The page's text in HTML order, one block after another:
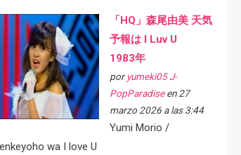
「HQ」森尾由美 天気
予報は I Luv U
1983年
por yumeki05 J-
PopParadiseen 27
marzo 2026 a las 3:44
Yumi Morio /
wa I love U